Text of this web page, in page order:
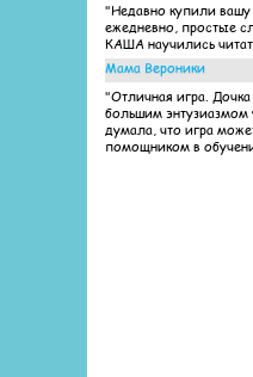
"Недавно купили
ежедневно, простые
КАША научились
Мама Вероники
"Отличная игра. Дочка
большим
думала, что игра
помощником в